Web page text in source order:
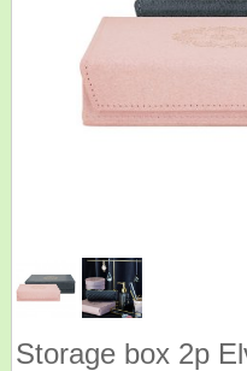
Storage box 2p